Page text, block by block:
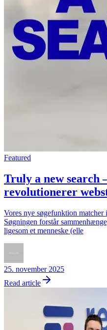
Featured
Truly a new search
revolutionerer
Vores nye søgefunktion matcher
Søgningen forstår
ligesom et menneske (elle
25. november 2025
Read article